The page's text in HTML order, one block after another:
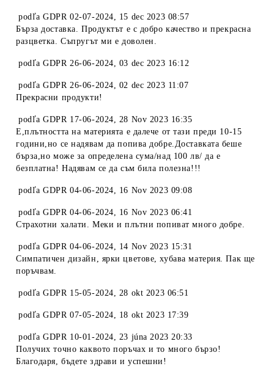
podľaGDPR 02-07-2024, 15 dec 2023 08:57
Бърза доставка. Продуктът е с добро качество и прекрасна
разцветка. Съпругът ми е доволен.
podľaGDPR 26-06-2024, 03 dec 2023 16:12
podľaGDPR 26-06-2024, 02 dec 2023 11:07
Прекрасни продукти!
podľaGDPR 17-06-2024, 28 Nov 2023 16:35
Е,плътността на материята е далече от тази преди 10-15
години,но се надявам да попива добре.Доставката беше
бърза,но може за определена сума/над 100 лв/ да е
безплатна! Надявам се да съм била полезна!!!
podľaGDPR 04-06-2024, 16 Nov 2023 09:08
podľaGDPR 04-06-2024, 16 Nov 2023 06:41
Страхотни халати. Меки и плътни попиват много добре.
podľaGDPR 04-06-2024, 14 Nov 2023 15:31
Симпатичен дизайн, ярки цветове, хубава материя. Пак ще
поръчвам.
podľaGDPR 15-05-2024, 28 okt 2023 06:51
podľaGDPR 07-05-2024, 18 okt 2023 17:39
podľaGDPR 10-01-2024, 23 júna 2023 20:33
Получих точно каквото поръчах и то много бързо!
Благодаря, бъдете здрави и успешни!